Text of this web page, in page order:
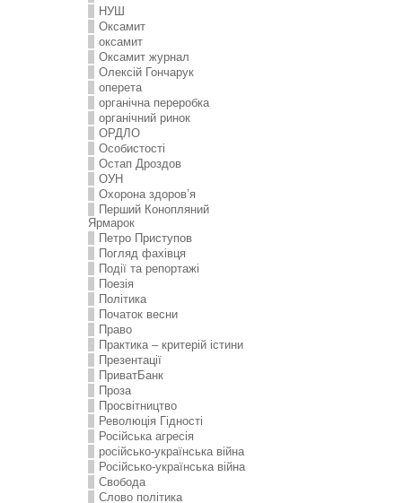
НУШ
Оксамит
оксамит
Оксамит журнал
Олексій Гончарук
оперета
органічна переробка
органічний ринок
ОРДЛО
Особистості
Остап Дроздов
ОУН
Охорона здоров’я
Перший Конопляний
Ярмарок
Петро Приступов
Погляд фахівця
Події та репортажі
Поезія
Політика
Початок весни
Право
Практика – критерій істини
Презентації
ПриватБанк
Проза
Просвітництво
Революція Гідності
Російська агресія
російсько-українська війна
Російсько-українська війна
Свобода
Слово політика